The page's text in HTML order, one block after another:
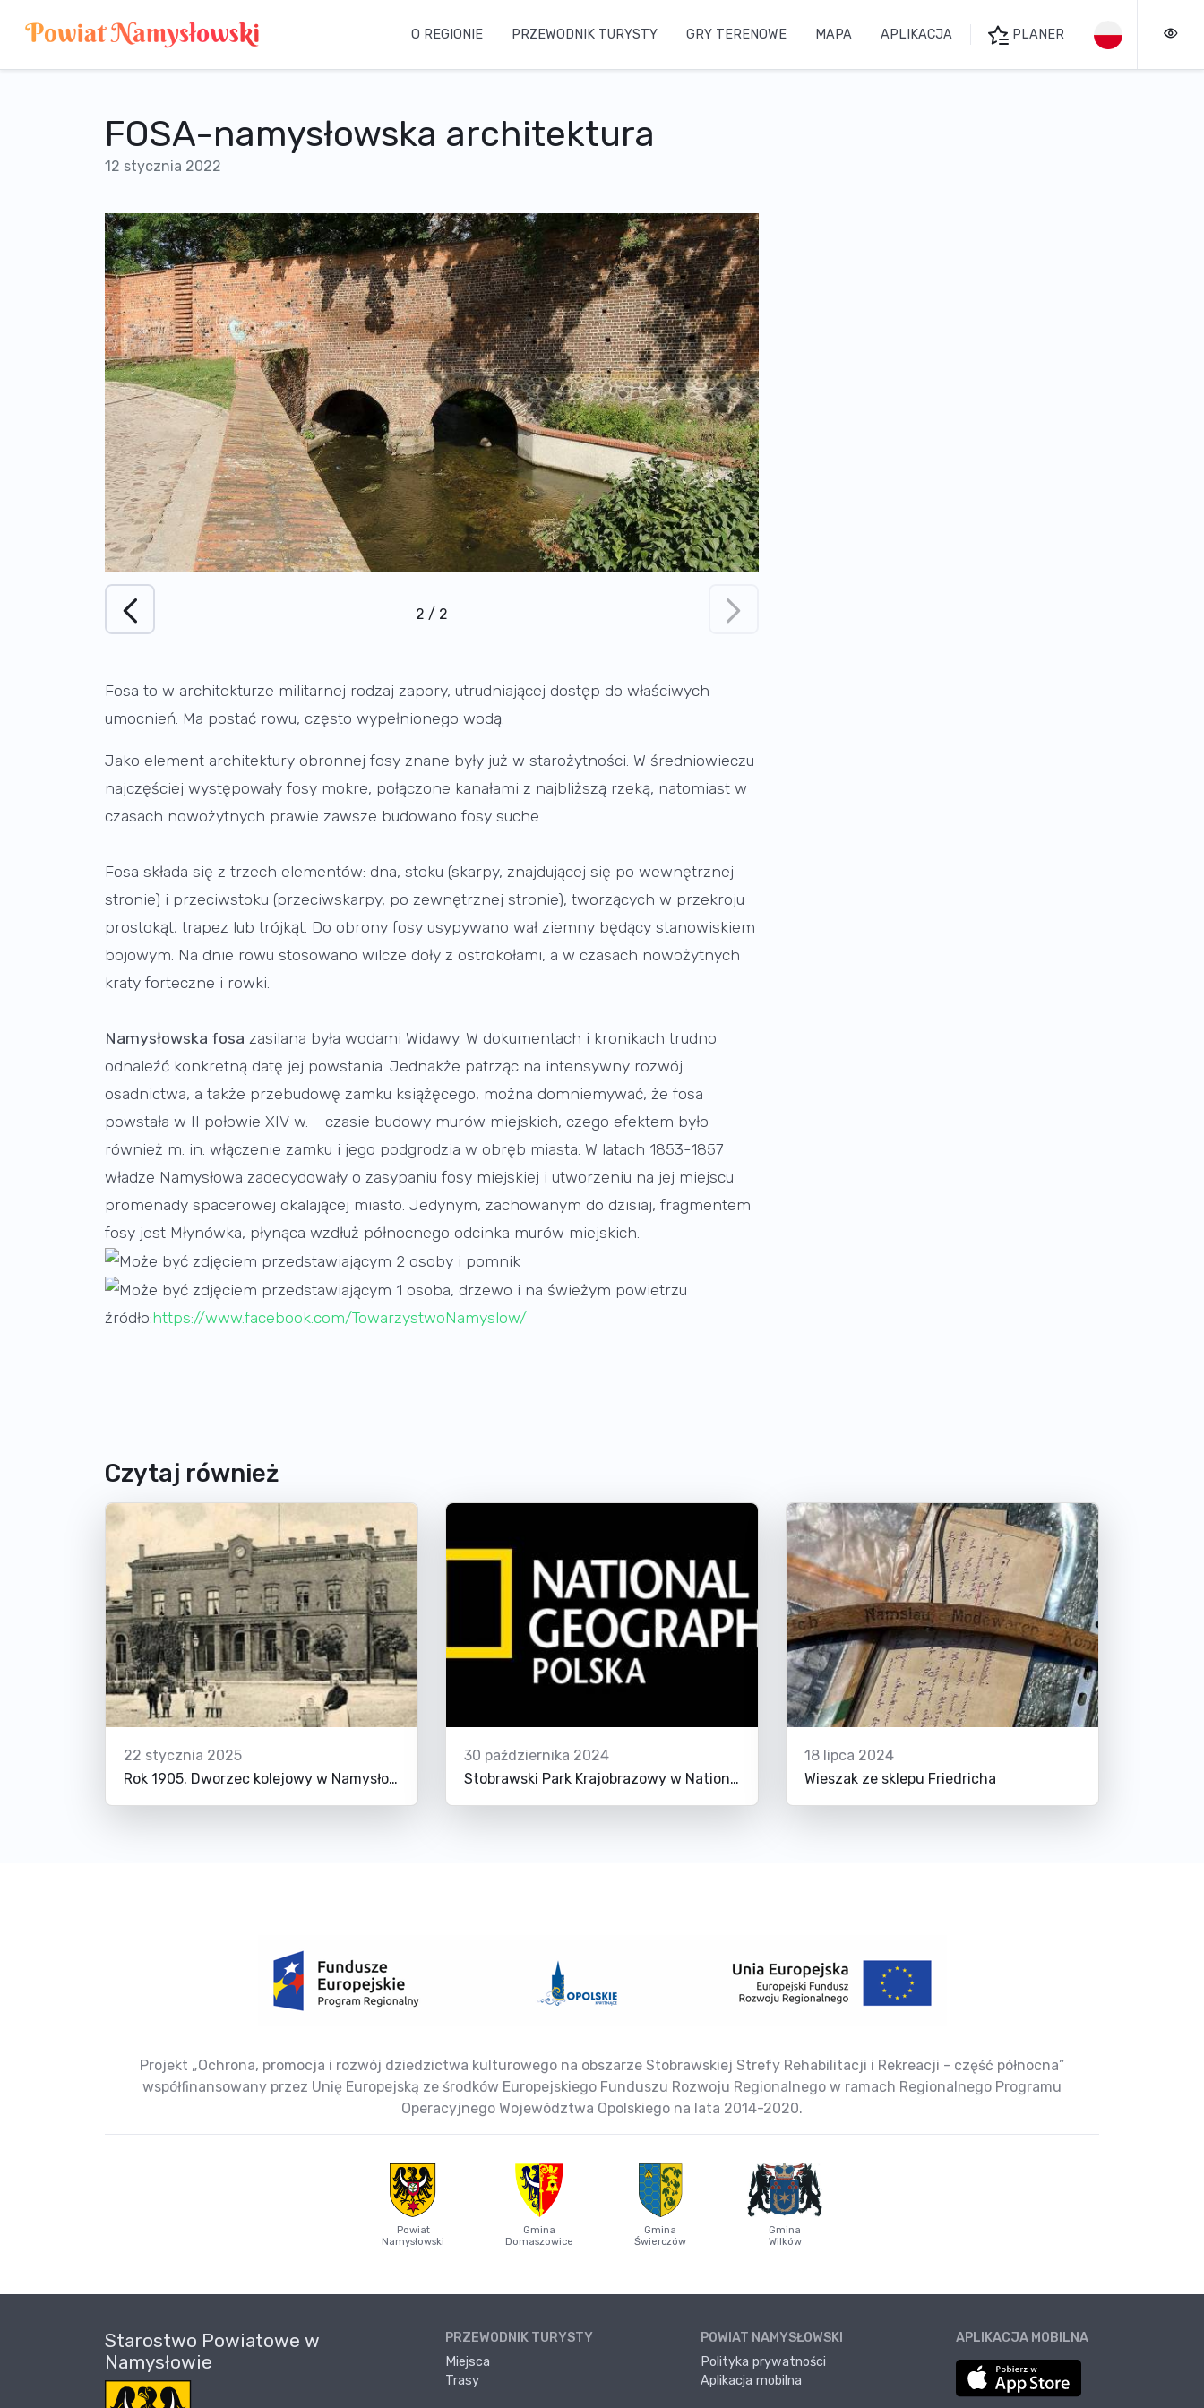
O REGIONIE PRZEWODNIK TURYSTY GRY TERENOWE MAPA APLIKACJA PLANER
FOSA-namysłowska architektura
12 stycznia 2022
2 / 2
Fosa to w architekturze militarnej rodzaj zapory, utrudniającej dostęp do właściwych
umocnień. Ma postać rowu, często wypełnionego wodą.
Jako element architektury obronnej fosy znane były już w starożytności. W średniowieczu
najczęściej występowały fosy mokre, połączone kanałami z najbliższą rzeką, natomiast w
czasach nowożytnych prawie zawsze budowano fosy suche.
Fosa składa się z trzech elementów: dna, stoku (skarpy, znajdującej się po wewnętrznej
stronie) i przeciwstoku (przeciwskarpy, po zewnętrznej stronie), tworzących w przekroju
prostokąt, trapez lub trójkąt. Do obrony fosy usypywano wał ziemny będący stanowiskiem
bojowym. Na dnie rowu stosowano wilcze doły z ostrokołami, a w czasach nowożytnych
kraty forteczne i rowki.
Namysłowska fosa zasilana była wodami Widawy. W dokumentach i kronikach trudno
odnaleźć konkretną datę jej powstania. Jednakże patrząc na intensywny rozwój
osadnictwa, a także przebudowę zamku książęcego, można domniemywać, że fosa
powstała w II połowie XIV w. - czasie budowy murów miejskich, czego efektem było
również m. in. włączenie zamku i jego podgrodzia w obręb miasta. W latach 1853-1857
władze Namysłowa zadecydowały o zasypaniu fosy miejskiej i utworzeniu na jej miejscu
promenady spacerowej okalającej miasto. Jedynym, zachowanym do dzisiaj, fragmentem
fosy jest Młynówka, płynąca wzdłuż północnego odcinka murów miejskich.
źródło:https://www.facebook.com/TowarzystwoNamyslow/
Czytaj również
22 stycznia 2025
Rok 1905. Dworzec kolejowy w Namysłowie.
30 października 2024
Stobrawski Park Krajobrazowy w National Geographic!
18 lipca 2024
Wieszak ze sklepu Friedricha
Projekt „Ochrona, promocja i rozwój dziedzictwa kulturowego na obszarze Stobrawskiej Strefy Rehabilitacji i Rekreacji - część północna”
współfinansowany przez Unię Europejską ze środków Europejskiego Funduszu Rozwoju Regionalnego w ramach Regionalnego Programu
Operacyjnego Województwa Opolskiego na lata 2014-2020.
Powiat
Namysłowski
Gmina
Domaszowice
Gmina
Świerczów
Gmina
Wilków
Starostwo Powiatowe w
Namysłowie
PRZEWODNIK TURYSTY
Miejsca
Trasy
POWIAT NAMYSŁOWSKI
Polityka prywatności
Aplikacja mobilna
APLIKACJA MOBILNA